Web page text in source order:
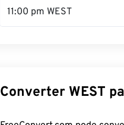
11:00 pm WEST
Converter WEST